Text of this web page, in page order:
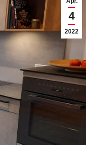
4
2022